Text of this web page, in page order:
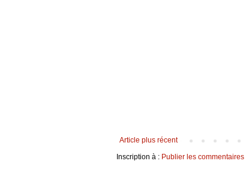
Article plus récent
Inscription à : Publier les commentaires